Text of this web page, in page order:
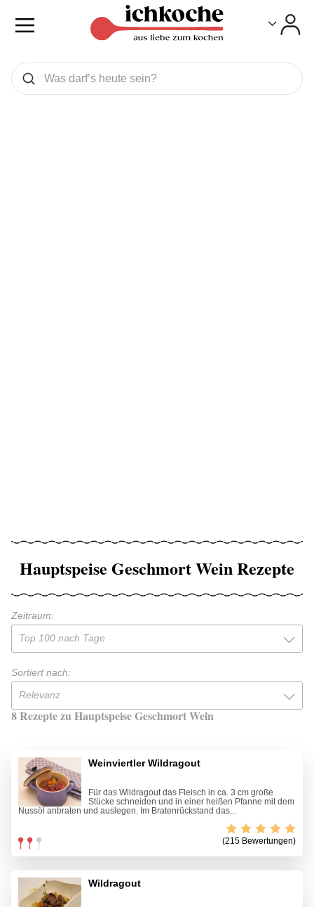
Was wollen Sie suchen
Suchen
Hauptspeise Geschmort Wein Rezepte
Zeitraum:
Top 100 nach Tage
Sortiert nach:
Relevanz
8 Rezepte zu Hauptspeise Geschmort Wein
Weinviertler Wildragout
Für das Wildragout das Fleisch in ca. 3 cm große
Stücke schneiden und in einer heißen Pfanne mit dem
Nussöl anbraten und auslegen. Im Bratenrückstand das...
(215 Bewertungen)
Wildragout